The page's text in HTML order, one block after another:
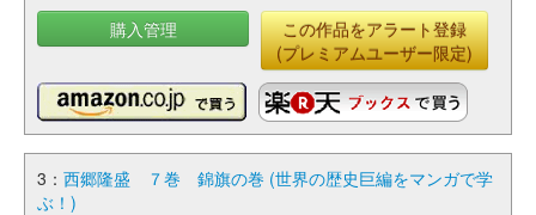
購入管理
この作品をアラート登録
(プレミアムユーザー限定)
3： 西郷隆盛 ７巻 錦旗の巻 (世界の歴史巨編をマンガで学
ぶ！)